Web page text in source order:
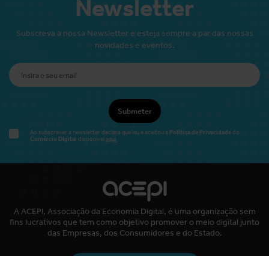
Newsletter
Subscreva a nossa Newsletter e esteja sempre a par das nossas
novidades e eventos.
Submeter
Ao subscrever a newsletter declara que leu e aceitou a Política de Privacidadedo
Comércio Digital disponível aqui.
A ACEPI, Associação da Economia Digital, é uma organização sem
fins lucrativos que tem como objetivo promover o meio digital junto
das Empresas, dos Consumidores e do Estado.